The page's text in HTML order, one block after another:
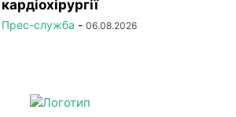
кардіохірургії
Прес-служба - 06.08.2026